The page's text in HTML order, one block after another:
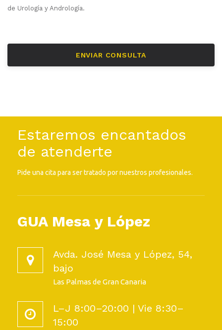
de Urología y Andrología.
Estaremos encantados
de atenderte
Pide una cita para ser tratado por nuestros profesionales.
GUA Mesa y López
Avda. José Mesa y López, 54,
bajo
Las Palmas de Gran Canaria
L–J 8:00–20:00 | Vie 8:30–
15:00